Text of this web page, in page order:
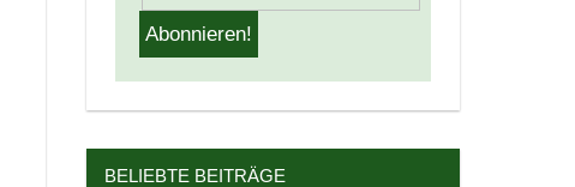
BELIEBTE BEITRÄGE